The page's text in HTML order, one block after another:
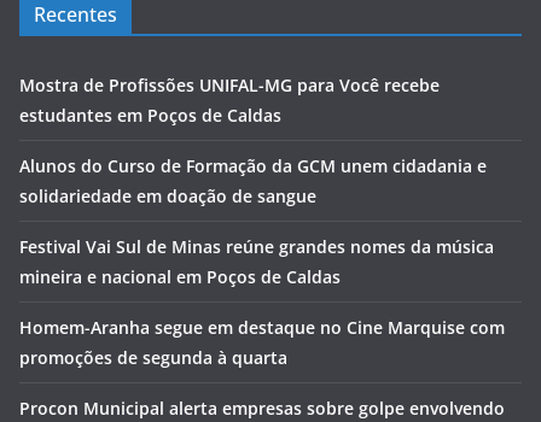
Recentes
Mostra de Profissões UNIFAL-MG para Você recebe
estudantes em Poços de Caldas
Alunos do Curso de Formação da GCM unem cidadania e
solidariedade em doação de sangue
Festival Vai Sul de Minas reúne grandes nomes da música
mineira e nacional em Poços de Caldas
Homem-Aranha segue em destaque no Cine Marquise com
promoções de segunda à quarta
Procon Municipal alerta empresas sobre golpe envolvendo